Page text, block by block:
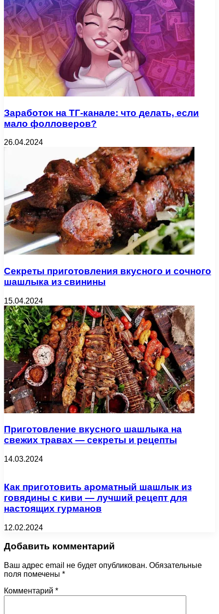
Заработок на ТГ-канале: что делать, если
мало фолловеров?
26.04.2024
Секреты приготовления вкусного и сочного
шашлыка из свинины
15.04.2024
Приготовление вкусного шашлыка на
свежих травах — секреты и рецепты
14.03.2024
Как приготовить ароматный шашлык из
говядины с киви — лучший рецепт для
настоящих гурманов
12.02.2024
Добавить комментарий
Ваш адрес email не будет опубликован. Обязательные
поля помечены *
Комментарий *